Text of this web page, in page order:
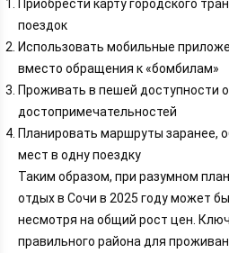
Приобрести карту городского
поездок
Использовать мобильные
вместо обращения к «бомбилам»
Проживать в пешей доступности
достопримечательностей
Планировать маршруты заранее,
мест в одну поездку
Таким образом, при разумном
отдых в Сочи в 2025 году может
несмотря на общий рост цен.
правильного района для